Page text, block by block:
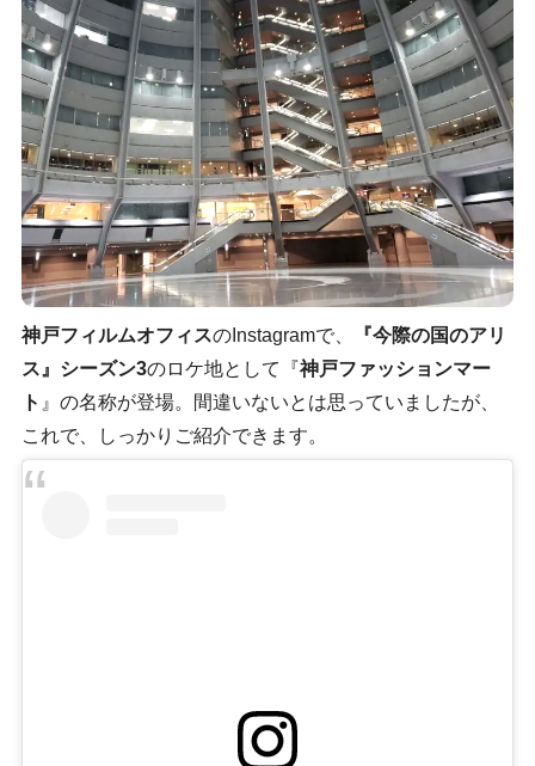
神戸フィルムオフィスのInstagramで、
『今際の国のアリ
ス』シーズン3のロケ地として『 神戸ファッションマー
ト 』の名称が登場。間違いないとは思っていましたが、
これで、しっかりご紹介できます。